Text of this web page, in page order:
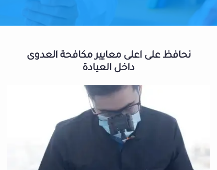
نحافظ على اعلى معايير مكافحة العدوى
داخل العيادة